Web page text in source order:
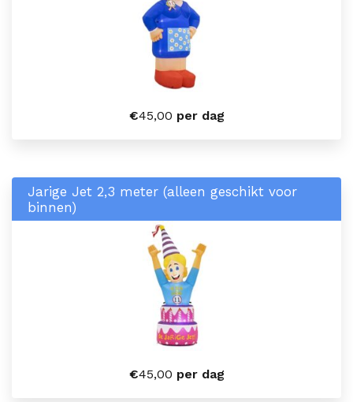
€45,00 per dag
Jarige Jet 2,3 meter (alleen geschikt voor
binnen)
€45,00 per dag